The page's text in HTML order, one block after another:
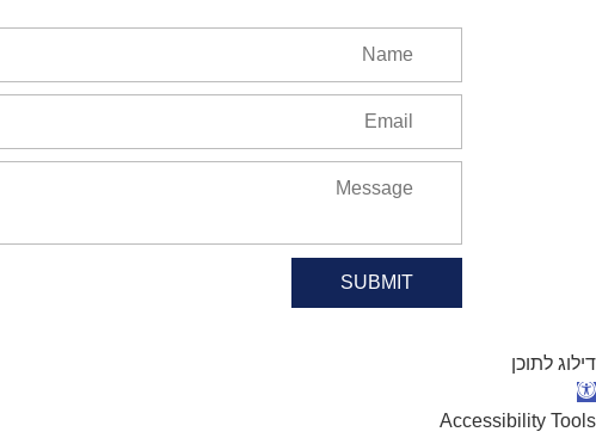
SUBMIT
דילוג לתוכן
פתח סרגל נגישות
Accessibility Tools